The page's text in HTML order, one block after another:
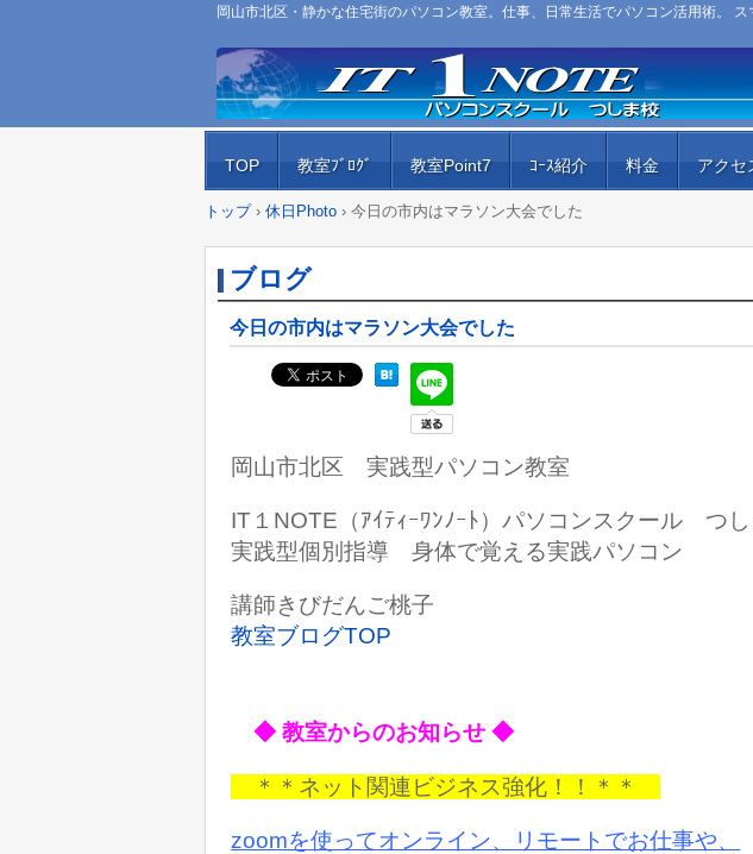
岡山市北区・静かな住宅街のパソコン教室。仕事、日常生活でパソコン活用術。
TOP 教室ﾌﾞﾛｸﾞ 教室Point7 ｺｰｽ紹介 料金 アクセ
トップ› 休日Photo › 今日の市内はマラソン大会でした
ブログ
今日の市内はマラソン大会でした
岡山市北区 実践型パソコン教室
IT１NOTE（ｱｲﾃｨｰﾜﾝﾉｰﾄ）パソコンスクール つ
実践型個別指導 身体で覚える実践パソコン
講師きびだんご桃子
教室ブログTOP
◆ 教室からのお知らせ ◆
＊＊ネット関連ビジネス強化！！＊＊
zoomを使ってオンライン、リモートでお仕事や、